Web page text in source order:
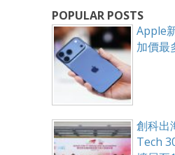
POPULAR POSTS
Apple
加價最
創科
Tech